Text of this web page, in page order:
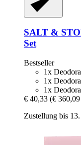
SALT &
Set
Bestseller
1x
1x
1x
€ 40,33 (€
Zustellung bis